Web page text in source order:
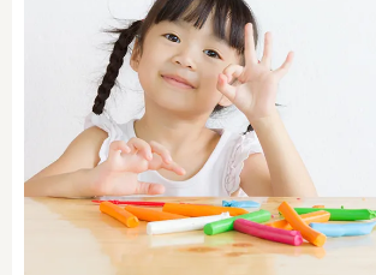
保育士
保育教諭
保育補助
幼稚園教諭
放課後児童支援員
学童スタッフ
栄養士
調理師
調理補助
看護師